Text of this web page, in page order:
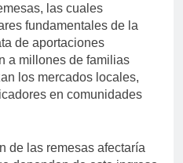
las cuales
fundamentales de la
de aportaciones
a millones de familias
los mercados locales,
en comunidades
de las remesas afectaría